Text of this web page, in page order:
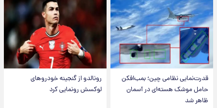
قدرت‌نمایی نظامی چین؛ بمب‌افکن
حامل موشک هسته‌ای در آسمان
ظاهر شد
رونالدو از گنجینه خودروهای
لوکسش رونمایی کرد